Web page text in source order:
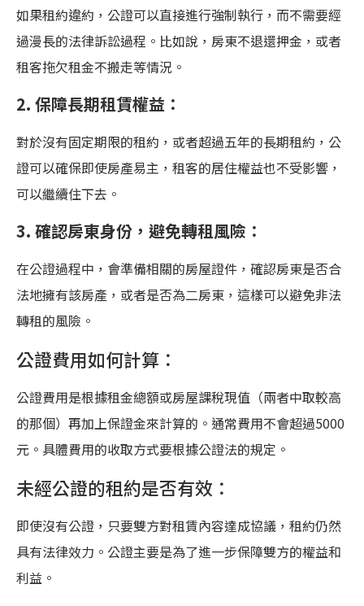
如果租約違約，公證可以直接進行強制執行，而不需要經
過漫長的法律訴訟過程。比如說，房東不退還押金，或者
租客拖欠租金不搬走等情況。
2. 保障長期租賃權益：
對於沒有固定期限的租約，或者超過五年的長期租約，公
證可以確保即使房產易主，租客的居住權益也不受影響，
可以繼續住下去。
3. 確認房東身份，避免轉租風險：
在公證過程中，會準備相關的房屋證件，確認房東是否合
法地擁有該房產，或者是否為二房東，這樣可以避免非法
轉租的風險。
公證費用如何計算：
公證費用是根據租金總額或房屋課稅現值（兩者中取較高
的那個）再加上保證金來計算的。通常費用不會超過5000
元。具體費用的收取方式要根據公證法的規定。
未經公證的租約是否有效：
即使沒有公證，只要雙方對租賃內容達成協議，租約仍然
具有法律效力。公證主要是為了進一步保障雙方的權益和
利益。